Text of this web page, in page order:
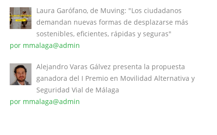
Laura Garófano, de Muving: "Los ciudadanos
demandan nuevas formas de desplazarse más
sostenibles, eficientes, rápidas y seguras"
por mmalaga@admin
Alejandro Varas Gálvez presenta la propuesta
ganadora del I Premio en Movilidad Alternativa y
Seguridad Vial de Málaga
por mmalaga@admin